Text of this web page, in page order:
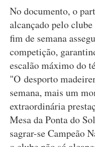
No documento, o
alcançado pelo
fim de semana
competição,
escalão máximo do
"O desporto
semana, mais um
extraordinária
Mesa da Ponta do
sagrar-se Campeão